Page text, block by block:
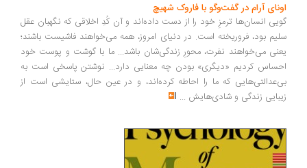
آرام در گفت‌وگو با فاروک شهیچ‭
انسان‌ها ترمزِ خود را از دست داده‌اند و آن کُدِ اخلاقی که نگهبان عقل
بود، فروریخته است. در دنیای امروز، همه می‌خواهند فاشیست باشند؛
می‌خواهند نفرت، محورِ زندگی‌شان باشد... ما با گوشت و پوست خود
کردیم «دیگری» بودن چه معنایی دارد... نوشتن پاسخی است به
که ما را احاطه کرده‌اند، و در عین حال، ستایشی است از
زندگی و شادی‌هایش...